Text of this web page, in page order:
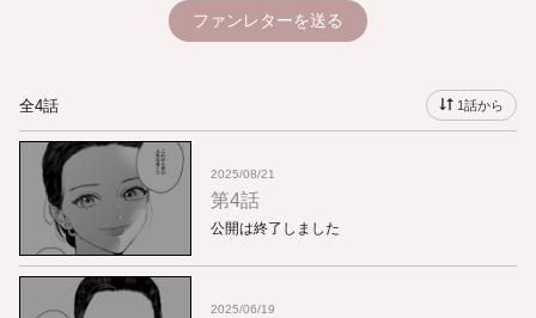
ファンレターを送る
全4話 1話から
2025/08/21
第4話
公開は終了しました
2025/06/19